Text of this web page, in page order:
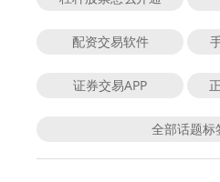
配资交易软件
证券交易APP
全部话题标